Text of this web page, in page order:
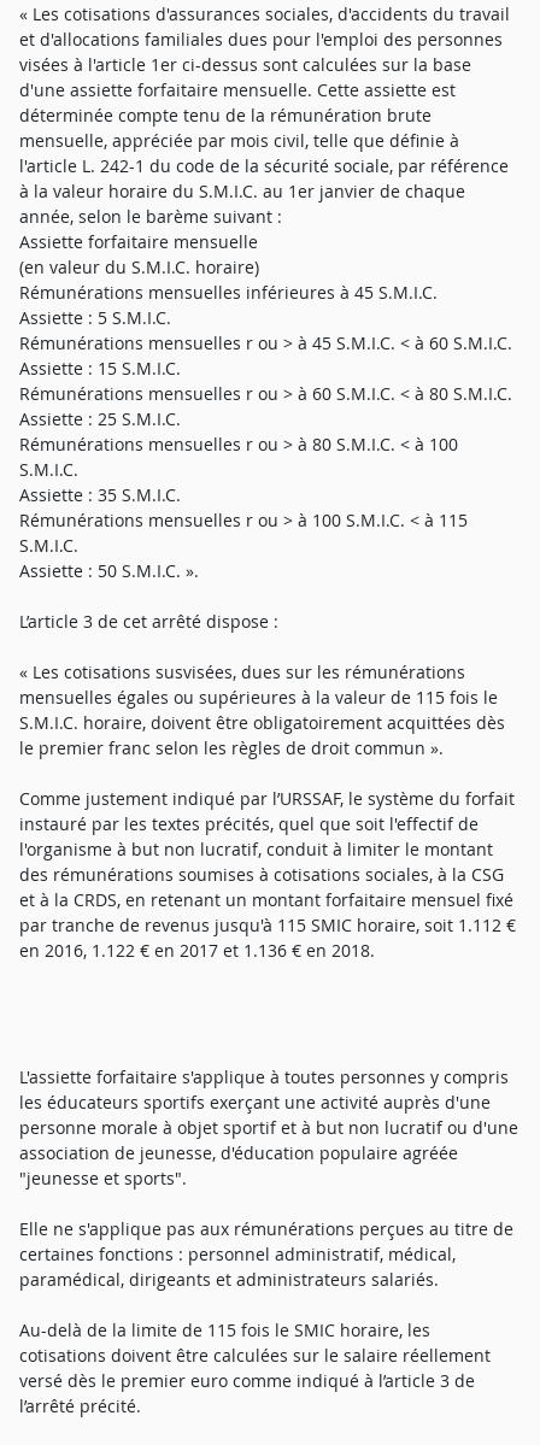
« Les cotisations d'assurances sociales, d'accidents du travail
et d'allocations familiales dues pour l'emploi des personnes
visées à l'article 1er ci-dessus sont calculées sur la base
d'une assiette forfaitaire mensuelle. Cette assiette est
déterminée compte tenu de la rémunération brute
mensuelle, appréciée par mois civil, telle que définie à
l'article L. 242-1 du code de la sécurité sociale, par référence
à la valeur horaire du S.M.I.C. au 1er janvier de chaque
année, selon le barème suivant :
Assiette forfaitaire mensuelle
(en valeur du S.M.I.C. horaire)
Rémunérations mensuelles inférieures à 45 S.M.I.C.
Assiette : 5 S.M.I.C.
Rémunérations mensuelles r ou > à 45 S.M.I.C. < à 60 S.M.I.C.
Assiette : 15 S.M.I.C.
Rémunérations mensuelles r ou > à 60 S.M.I.C. < à 80 S.M.I.C.
Assiette : 25 S.M.I.C.
Rémunérations mensuelles r ou > à 80 S.M.I.C. < à 100
S.M.I.C.
Assiette : 35 S.M.I.C.
Rémunérations mensuelles r ou > à 100 S.M.I.C. < à 115
S.M.I.C.
Assiette : 50 S.M.I.C. ».
L’article 3 de cet arrêté dispose :
« Les cotisations susvisées, dues sur les rémunérations
mensuelles égales ou supérieures à la valeur de 115 fois le
S.M.I.C. horaire, doivent être obligatoirement acquittées dès
le premier franc selon les règles de droit commun ».
Comme justement indiqué par l’URSSAF, le système du forfait
instauré par les textes précités, quel que soit l'effectif de
l'organisme à but non lucratif, conduit à limiter le montant
des rémunérations soumises à cotisations sociales, à la CSG
et à la CRDS, en retenant un montant forfaitaire mensuel fixé
par tranche de revenus jusqu'à 115 SMIC horaire, soit 1.112 €
en 2016, 1.122 € en 2017 et 1.136 € en 2018.
L'assiette forfaitaire s'applique à toutes personnes y compris
les éducateurs sportifs exerçant une activité auprès d'une
personne morale à objet sportif et à but non lucratif ou d'une
association de jeunesse, d'éducation populaire agréée
"jeunesse et sports".
Elle ne s'applique pas aux rémunérations perçues au titre de
certaines fonctions : personnel administratif, médical,
paramédical, dirigeants et administrateurs salariés.
Au-delà de la limite de 115 fois le SMIC horaire, les
cotisations doivent être calculées sur le salaire réellement
versé dès le premier euro comme indiqué à l’article 3 de
l’arrêté précité.